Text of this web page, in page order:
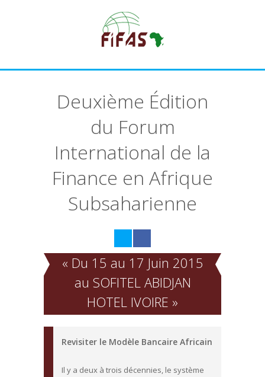
Deuxième Édition
du Forum
International de la
Finance en Afrique
Subsaharienne
« Du 15 au 17 Juin 2015
au SOFITEL ABIDJAN
HOTEL IVOIRE »
Revisiter le Modèle Bancaire Africain
Il y a deux à trois décennies, le système